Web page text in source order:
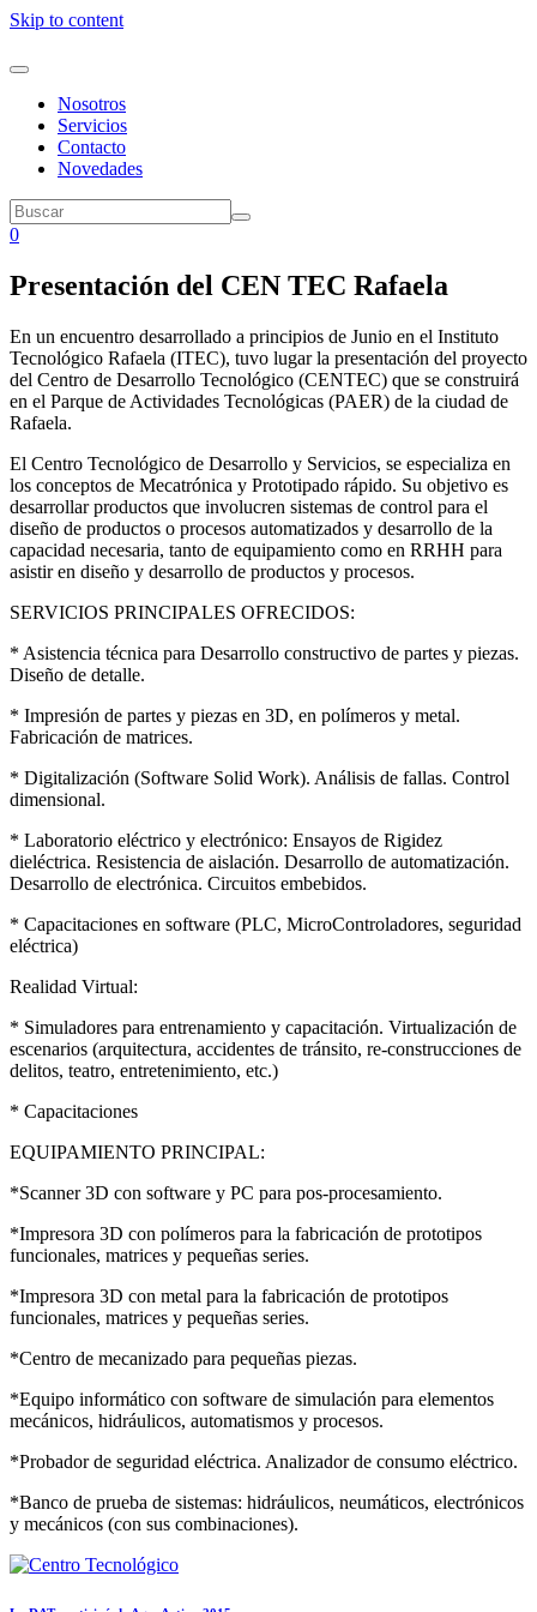
Skip to content
Nosotros
Servicios
Contacto
Novedades
0
Presentación del CEN TEC Rafaela
En un encuentro desarrollado a principios de Junio en el Instituto
Tecnológico Rafaela (ITEC), tuvo lugar la presentación del proyecto
del Centro de Desarrollo Tecnológico (CENTEC) que se construirá
en el Parque de Actividades Tecnológicas (PAER) de la ciudad de
Rafaela.
El Centro Tecnológico de Desarrollo y Servicios, se especializa en
los conceptos de Mecatrónica y Prototipado rápido. Su objetivo es
desarrollar productos que involucren sistemas de control para el
diseño de productos o procesos automatizados y desarrollo de la
capacidad necesaria, tanto de equipamiento como en RRHH para
asistir en diseño y desarrollo de productos y procesos.
SERVICIOS PRINCIPALES OFRECIDOS:
* Asistencia técnica para Desarrollo constructivo de partes y piezas.
Diseño de detalle.
* Impresión de partes y piezas en 3D, en polímeros y metal.
Fabricación de matrices.
* Digitalización (Software Solid Work). Análisis de fallas. Control
dimensional.
* Laboratorio eléctrico y electrónico: Ensayos de Rigidez
dieléctrica. Resistencia de aislación. Desarrollo de automatización.
Desarrollo de electrónica. Circuitos embebidos.
* Capacitaciones en software (PLC, MicroControladores, seguridad
eléctrica)
Realidad Virtual:
* Simuladores para entrenamiento y capacitación. Virtualización de
escenarios (arquitectura, accidentes de tránsito, re-construcciones de
delitos, teatro, entretenimiento, etc.)
* Capacitaciones
EQUIPAMIENTO PRINCIPAL:
*Scanner 3D con software y PC para pos-procesamiento.
*Impresora 3D con polímeros para la fabricación de prototipos
funcionales, matrices y pequeñas series.
*Impresora 3D con metal para la fabricación de prototipos
funcionales, matrices y pequeñas series.
*Centro de mecanizado para pequeñas piezas.
*Equipo informático con software de simulación para elementos
mecánicos, hidráulicos, automatismos y procesos.
*Probador de seguridad eléctrica. Analizador de consumo eléctrico.
*Banco de prueba de sistemas: hidráulicos, neumáticos, electrónicos
y mecánicos (con sus combinaciones).